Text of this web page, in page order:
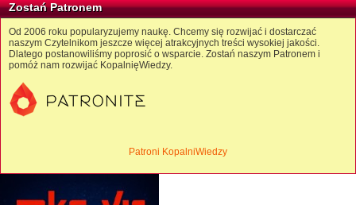
Zostań Patronem
Od 2006 roku popularyzujemy naukę. Chcemy się rozwijać i dostarczać
naszym Czytelnikom jeszcze więcej atrakcyjnych treści wysokiej jakości.
Dlatego postanowiliśmy poprosić o wsparcie. Zostań naszym Patronem i
pomóż nam rozwijać KopalnięWiedzy.
Patroni KopalniWiedzy